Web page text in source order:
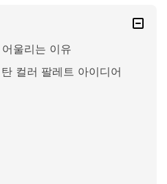
울리는 이유
컬러 팔레트 아이디어